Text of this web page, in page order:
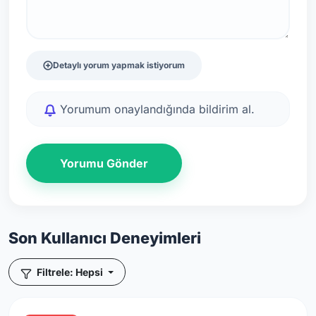
Detaylı yorum yapmak istiyorum
Yorumum onaylandığında bildirim al.
Yorumu Gönder
Son Kullanıcı Deneyimleri
Filtrele: Hepsi